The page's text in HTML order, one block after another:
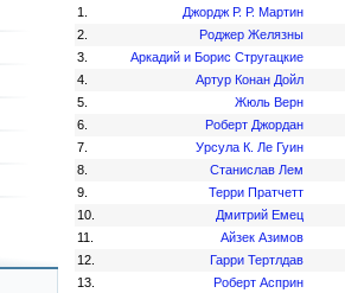
1.
Джордж Р. Р. Мартин
2.
Роджер Желязны
3.
Аркадий и Борис Стругацкие
4.
Артур Конан Дойл
5.
Жюль Верн
6.
Роберт Джордан
7.
Урсула К. Ле Гуин
8.
Станислав Лем
9.
Терри Пратчетт
10.
Дмитрий Емец
11.
Айзек Азимов
12.
Гарри Тертлдав
13.
Роберт Асприн